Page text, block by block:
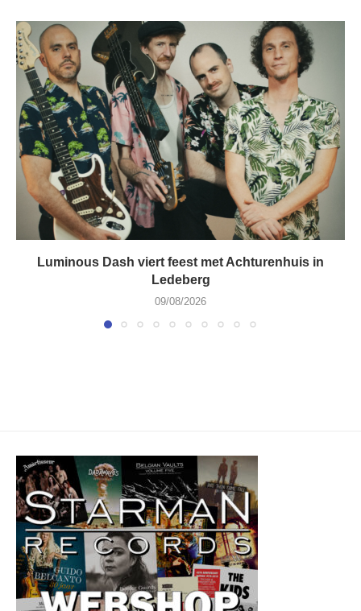
Luminous Dash viert feest met Achturenhuis in
Ledeberg
09/08/2026